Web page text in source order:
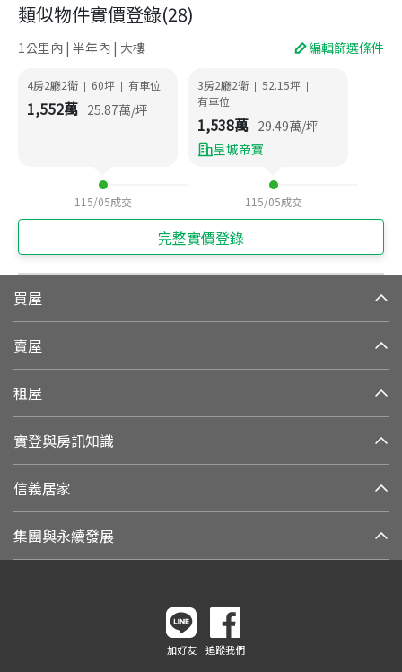
類似物件實價登錄(28)
1公里內 | 半年內 | 大樓 編輯篩選條件
4房2廳2衛 | 60坪 | 有車位
1,552萬 25.87萬/坪
115/05成交
3房2廳2衛 | 52.15坪 |
有車位
1,538萬 29.49萬/坪
皇城帝寶
115/05成交
完整實價登錄
買屋
賣屋
租屋
實登與房訊知識
信義居家
集團與永續發展
加好友 追蹤我們